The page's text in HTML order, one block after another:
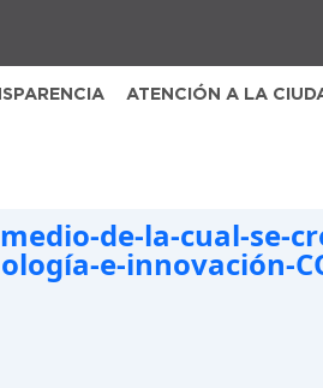
ATENCIÓN A LA
de-la-cual-se-
e-innovación-